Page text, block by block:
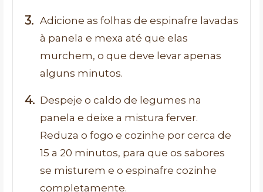
Adicione as folhas de espinafre lavadas
à panela e mexa até que elas
murchem, o que deve levar apenas
alguns minutos.
Despeje o caldo de legumes na
panela e deixe a mistura ferver.
Reduza o fogo e cozinhe por cerca de
15 a 20 minutos, para que os sabores
se misturem e o espinafre cozinhe
completamente.